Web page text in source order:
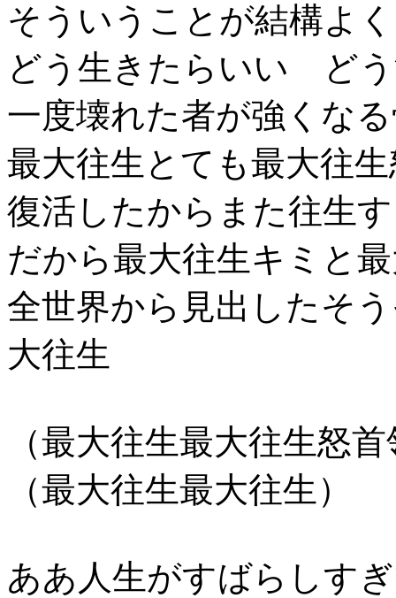
そういうことが結構よ
どう生きたらいい ど
一度壊れた者が強くな
最大往生とても最大往
復活したからまた往生
だから最大往生キミと
全世界から見出した
大往生
（最大往生最大往生怒
（最大往生最大往生）
ああ人生がすばらしす